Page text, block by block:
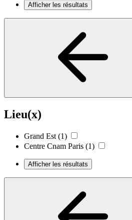
Afficher les résultats
Lieu(x)
Grand Est (1)
Centre Cnam Paris (1)
Afficher les résultats